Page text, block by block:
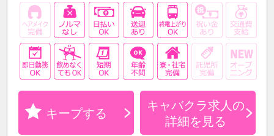
キープする
キャバクラ求人の
詳細を見る